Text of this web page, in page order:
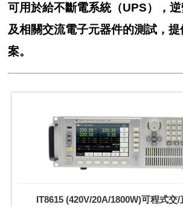
可用於給不斷電系統（UPS），
及相關交流電子元器件的測試，
案。
IT8615 (420V/20A/1800W)可程式交